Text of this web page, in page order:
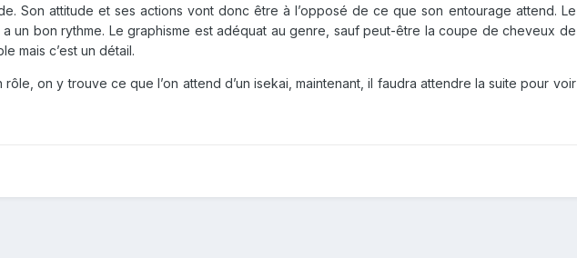
Son attitude et ses actions vont donc être à l’opposé de ce que son entourage attend. Le
a un bon rythme. Le graphisme est adéquat au genre, sauf peut-être la coupe de cheveux de
mais c’est un détail.
on y trouve ce que l’on attend d’un isekai, maintenant, il faudra attendre la suite pour voir